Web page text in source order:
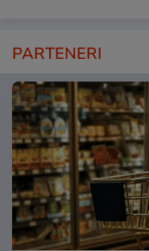
PARTENERI